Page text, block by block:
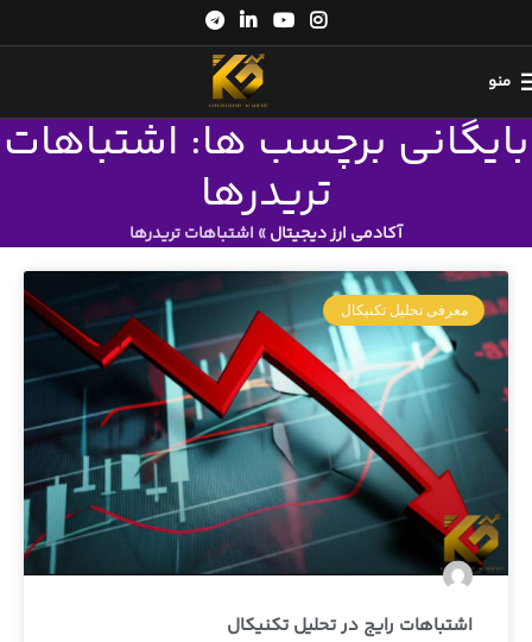
منو
بایگانی برچسب ها: اشتباهات
تریدرها
آکادمی ارز دیجیتال» اشتباهات تریدرها
معرفی تحلیل تکنیکال
اشتباهات رایج در تحلیل تکنیکال